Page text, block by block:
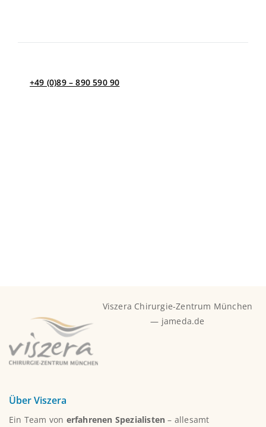
+49 (0)89 – 890 590 90
Viszera Chirurgie-Zentrum München
— jameda.de
Über Viszera
Ein Team von erfahrenen Spezialisten – allesamt